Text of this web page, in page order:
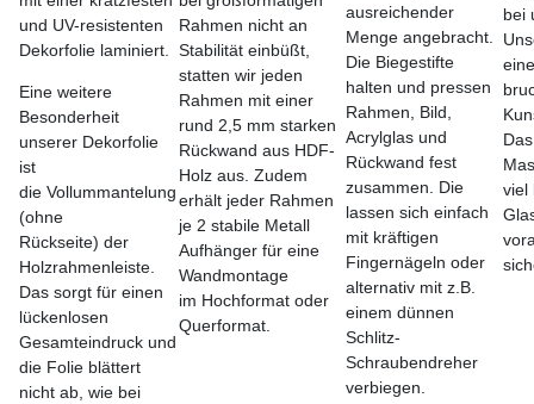
und UV-resistenten
Dekorfolie laminiert.
Eine weitere
Besonderheit
unserer Dekorfolie
ist
die Vollummantelung
(ohne
Rückseite) der
Holzrahmenleiste.
Das sorgt für einen
lückenlosen
Gesamteindruck und
die Folie blättert
nicht ab, wie bei
Rahmen nicht an
Stabilität einbüßt,
statten wir jeden
Rahmen mit einer
rund 2,5 mm starken
Rückwand aus HDF-
Holz aus. Zudem
erhält jeder Rahmen
je 2 stabile Metall
Aufhänger für eine
Wandmontage
im Hochformat oder
Querformat.
ausreichender
Menge angebracht.
Die Biegestifte
halten und pressen
Rahmen, Bild,
Acrylglas und
Rückwand fest
zusammen. Die
lassen sich einfach
mit kräftigen
Fingernägeln oder
alternativ mit z.B.
einem dünnen
Schlitz-
Schraubendreher
verbiegen.
bei
viel